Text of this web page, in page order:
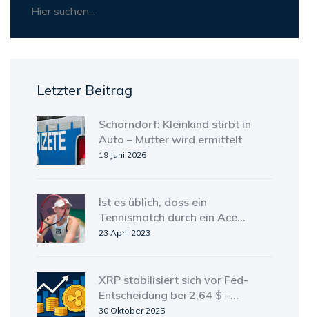
Letzter Beitrag
Schorndorf: Kleinkind stirbt in
Auto – Mutter wird ermittelt
19 Juni 2026
Ist es üblich, dass ein
Tennismatch durch ein Ace
gewonnen wird?
23 April 2023
XRP stabilisiert sich vor Fed-
Entscheidung bei 2,64 $ –
Kritische Zone um 2,60 $
30 Oktober 2025